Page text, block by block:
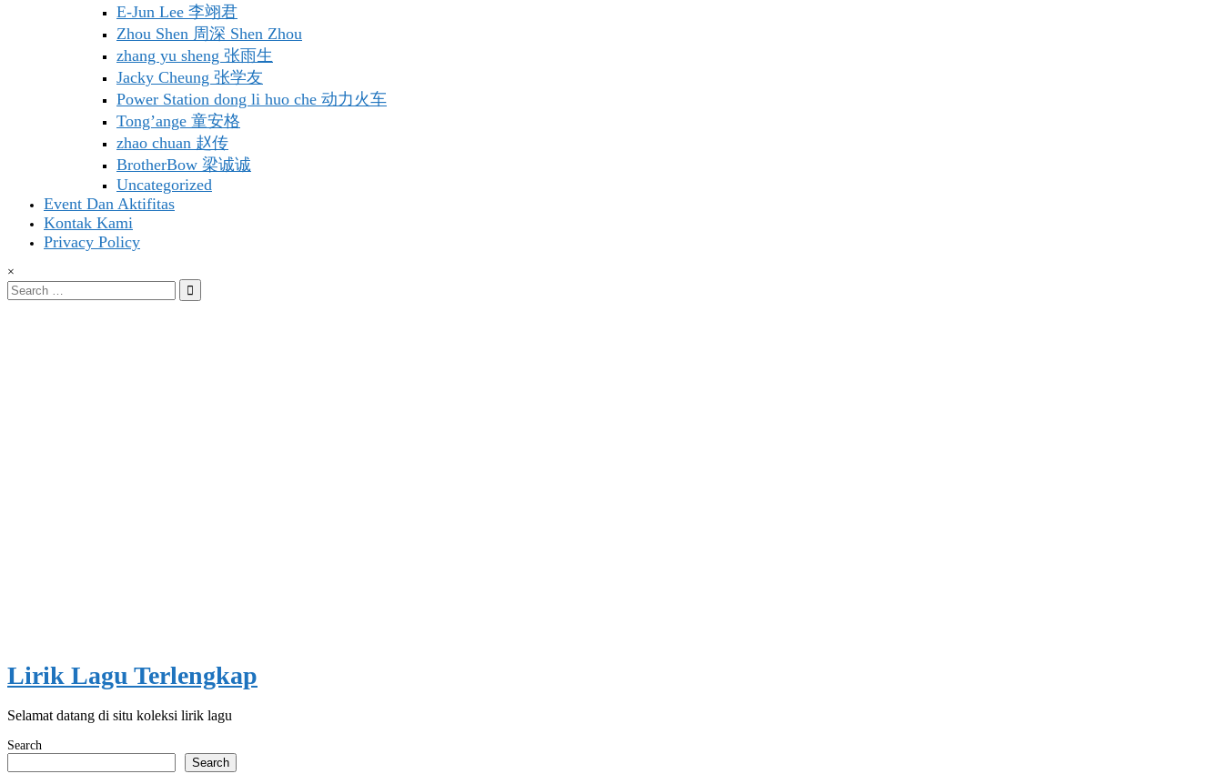
E-Jun Lee 李翊君
Zhou Shen 周深 Shen Zhou
zhang yu sheng 张雨生
Jacky Cheung 张学友
Power Station dong li huo che 动力火车
Tong’ange 童安格
zhao chuan 赵传
BrotherBow 梁诚诚
Uncategorized
Event Dan Aktifitas
Kontak Kami
Privacy Policy
×
Search
for:
Lirik Lagu Terlengkap
Selamat datang di situ koleksi lirik lagu
Search
Search